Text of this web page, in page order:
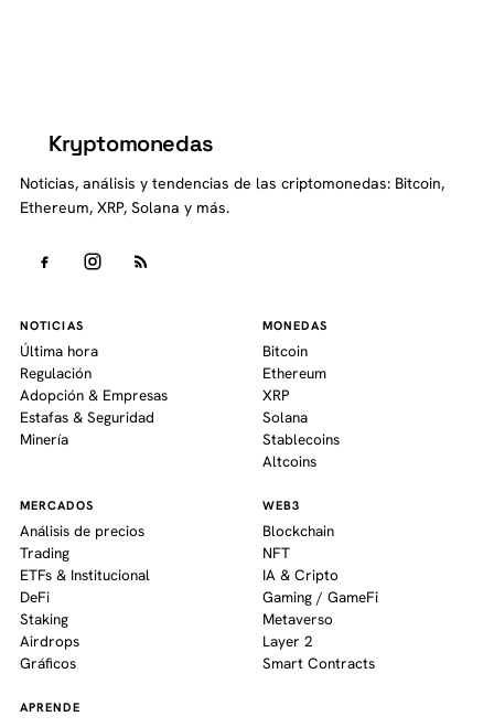
Kryptomonedas
Noticias, análisis y tendencias de las criptomonedas: Bitcoin,
Ethereum, XRP, Solana y más.
NOTICIAS
Última hora
Regulación
Adopción & Empresas
Estafas & Seguridad
Minería
MONEDAS
Bitcoin
Ethereum
XRP
Solana
Stablecoins
Altcoins
MERCADOS
Análisis de precios
Trading
ETFs & Institucional
DeFi
Staking
Airdrops
Gráficos
WEB3
Blockchain
NFT
IA & Cripto
Gaming / GameFi
Metaverso
Layer 2
Smart Contracts
APRENDE